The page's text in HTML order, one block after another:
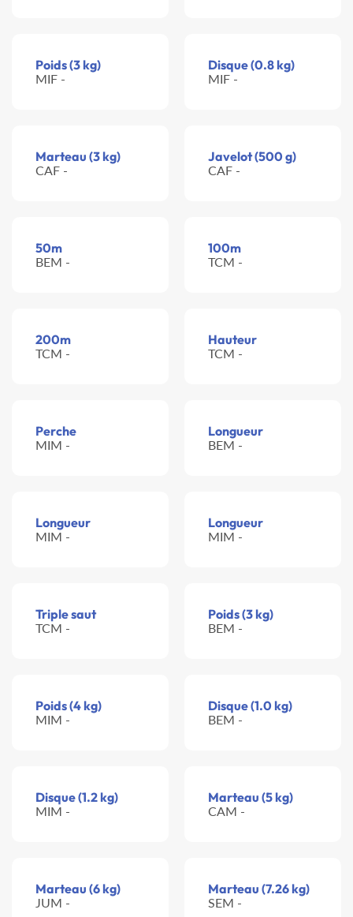
Poids (3 kg)
MIF -
Disque (0.8 kg)
MIF -
Marteau (3 kg)
CAF -
Javelot (500 g)
CAF -
50m
BEM -
100m
TCM -
200m
TCM -
Hauteur
TCM -
Perche
MIM -
Longueur
BEM -
Longueur
MIM -
Longueur
MIM -
Triple saut
TCM -
Poids (3 kg)
BEM -
Poids (4 kg)
MIM -
Disque (1.0 kg)
BEM -
Disque (1.2 kg)
MIM -
Marteau (5 kg)
CAM -
Marteau (6 kg)
JUM -
Marteau (7.26 kg)
SEM -